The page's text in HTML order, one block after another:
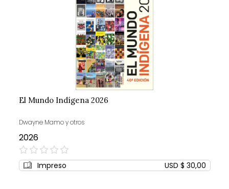
El Mundo Indígena 2026
Dwayne Mamo y otros
2026
0%
Impreso USD $ 30,00